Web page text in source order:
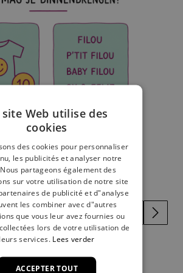
rendez-vous ici
site Web utilise des
cookies
des cookies pour personnaliser
les publicités et analyser notre
partageons également des
sur votre utilisation de notre site
de publicité et d"analyse
les combiner avec d"autres
que vous leur avez fournies ou
lors de votre utilisation de
leurs services. Lees verder
ACCEPTER TOUT